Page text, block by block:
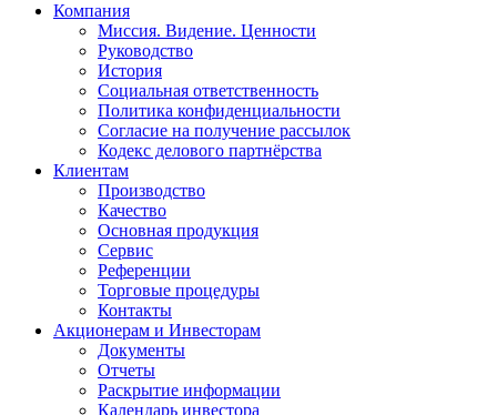
Компания
Миссия. Видение. Ценности
Руководство
История
Социальная ответственность
Политика конфиденциальности
Согласие на получение рассылок
Кодекс делового партнёрства
Клиентам
Производство
Качество
Основная продукция
Сервис
Референции
Торговые процедуры
Контакты
Акционерам и Инвесторам
Документы
Отчеты
Раскрытие информации
Календарь инвестора